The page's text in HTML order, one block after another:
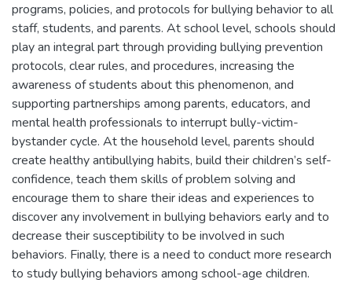
programs, policies, and protocols for bullying behavior to all
staff, students, and parents. At school level, schools should
play an integral part through providing bullying prevention
protocols, clear rules, and procedures, increasing the
awareness of students about this phenomenon, and
supporting partnerships among parents, educators, and
mental health professionals to interrupt bully-victim-
bystander cycle. At the household level, parents should
create healthy antibullying habits, build their children’s self-
confidence, teach them skills of problem solving and
encourage them to share their ideas and experiences to
discover any involvement in bullying behaviors early and to
decrease their susceptibility to be involved in such
behaviors. Finally, there is a need to conduct more research
to study bullying behaviors among school-age children.